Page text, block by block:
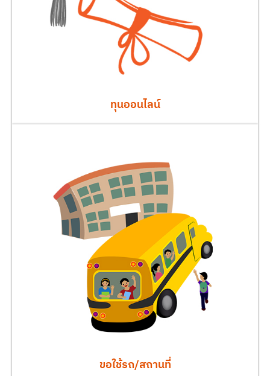
ทุนออนไลน์
ขอใช้รถ/สถานที่